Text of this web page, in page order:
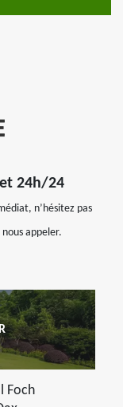
et 24h/24
n’hésitez pas
appeler.
Foch